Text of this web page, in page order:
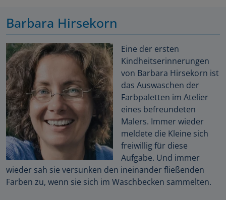
Barbara Hirsekorn
Eine der ersten
Kindheitserinnerungen
von Barbara Hirsekorn ist
das Auswaschen der
Farbpaletten im Atelier
eines befreundeten
Malers. Immer wieder
meldete die Kleine sich
freiwillig für diese
Aufgabe. Und immer
wieder sah sie versunken den ineinander fließenden
Farben zu, wenn sie sich im Waschbecken sammelten.